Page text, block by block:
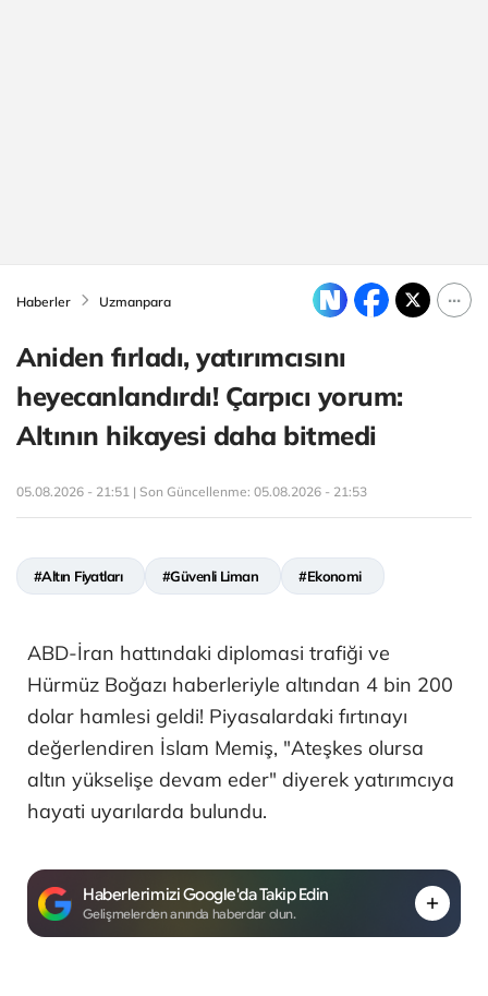
Haberler Uzmanpara
Aniden fırladı, yatırımcısını
heyecanlandırdı! Çarpıcı yorum:
Altının hikayesi daha bitmedi
05.08.2026 - 21:51 | Son Güncellenme: 05.08.2026 - 21:53
#Altın Fiyatları #Güvenli Liman #Ekonomi
ABD-İran hattındaki diplomasi trafiği ve
Hürmüz Boğazı haberleriyle altından 4 bin 200
dolar hamlesi geldi! Piyasalardaki fırtınayı
değerlendiren İslam Memiş, "Ateşkes olursa
altın yükselişe devam eder" diyerek yatırımcıya
hayati uyarılarda bulundu.
Haberlerimizi Google'da Takip Edin
Gelişmelerden anında haberdar olun.